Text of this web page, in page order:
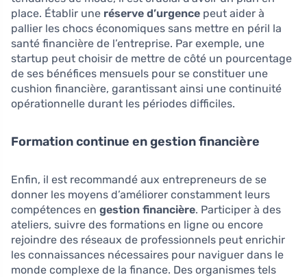
place. Établir une réserve d’urgence peut aider à
pallier les chocs économiques sans mettre en péril la
santé financière de l’entreprise. Par exemple, une
startup peut choisir de mettre de côté un pourcentage
de ses bénéfices mensuels pour se constituer une
cushion financière, garantissant ainsi une continuité
opérationnelle durant les périodes difficiles.
Formation continue en gestion financière
Enfin, il est recommandé aux entrepreneurs de se
donner les moyens d’améliorer constamment leurs
compétences en gestion financière. Participer à des
ateliers, suivre des formations en ligne ou encore
rejoindre des réseaux de professionnels peut enrichir
les connaissances nécessaires pour naviguer dans le
monde complexe de la finance. Des organismes tels